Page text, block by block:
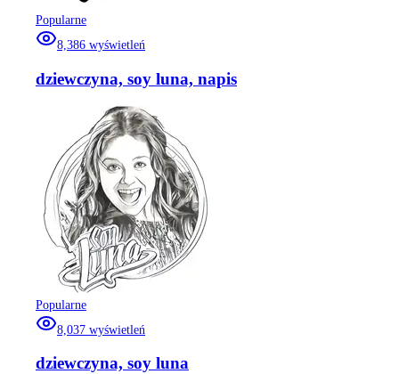
Popularne
8,386 wyświetleń
dziewczyna, soy luna, napis
Popularne
8,037 wyświetleń
dziewczyna, soy luna